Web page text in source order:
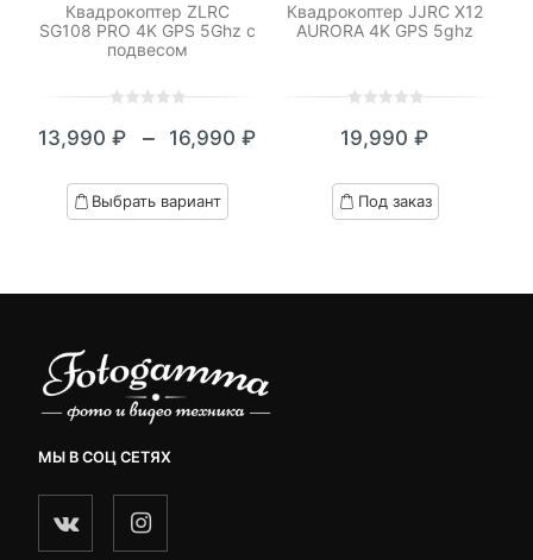
Квадрокоптер ZLRC
SG108 PRO 4K GPS 5Ghz с
подвесом
out
based
on
13,990 ₽ – 16,990 ₽
Диапазон
цен:
13,990 ₽
16,990 ₽
Выбрать вариант
Квадрокоптер JJRC X12
AURORA 4K GPS 5ghz
out
based
on
19,990 ₽
Под заказ
МЫ В СОЦ СЕТЯХ